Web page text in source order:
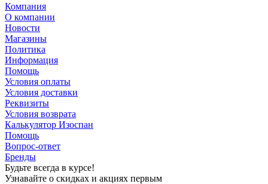
Компания
О компании
Новости
Магазины
Политика
Информация
Помощь
Условия оплаты
Условия доставки
Реквизиты
Условия возврата
Калькулятор Изоспан
Помощь
Вопрос-ответ
Бренды
Будьте всегда в курсе!
Узнавайте о скидках и акциях первым